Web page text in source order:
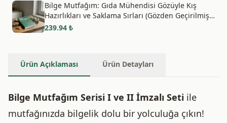
Bilge Mutfağım: Gıda Mühendisi Gözüyle Kış
Hazırlıkları ve Saklama Sırları (Gözden Geçirilmiş
2. Baskı)
239.94 ₺
Ürün Açıklaması Ürün Detayları
Bilge Mutfağım Serisi I ve II İmzalı Seti ile
mutfağınızda bilgelik dolu bir yolculuğa çıkın!